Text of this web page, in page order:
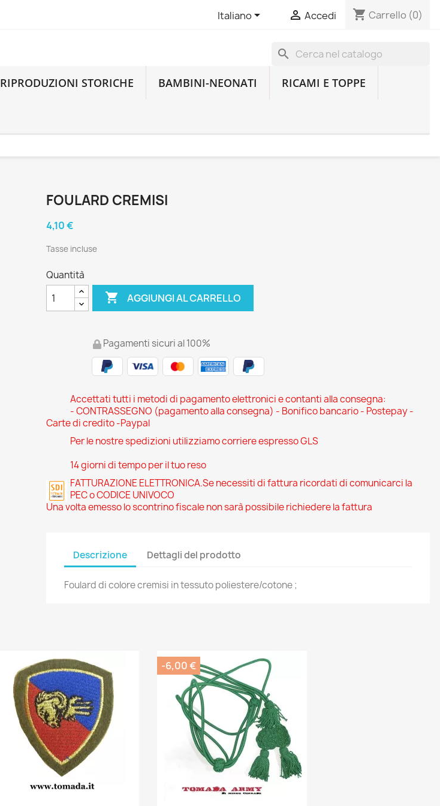
Italiano  Accedi shopping_cart Carrello (0)
search
RIPRODUZIONI STORICHE BAMBINI-NEONATI RICAMI E TOPPE
FOULARD CREMISI
4,10 €
Tasse incluse
Quantità
 AGGIUNGI AL CARRELLO
Pagamenti sicuri al 100%
Accettati tutti i metodi di pagamento elettronici e contanti alla consegna:
- CONTRASSEGNO (pagamento alla consegna) - Bonifico bancario - Postepay -
Carte di credito -Paypal
Per le nostre spedizioni utilizziamo corriere espresso GLS
14 giorni di tempo per il tuo reso
FATTURAZIONE ELETTRONICA.Se necessiti di fattura ricordati di comunicarci la
PEC o CODICE UNIVOCO
Una volta emesso lo scontrino fiscale non sarà possibile richiedere la fattura
Descrizione Dettagli del prodotto
Foulard di colore cremisi in tessuto poliestere/cotone ;
-6,00 €